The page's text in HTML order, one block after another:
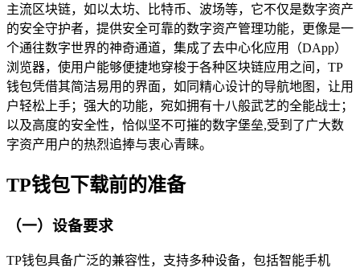
主流区块链，如以太坊、比特币、波场等，它不仅是数字资产
的安全守护者，提供安全可靠的数字资产管理功能，更像是一
个通往数字世界的神奇通道，集成了去中心化应用（DApp）
浏览器，使用户能够便捷地穿梭于各种区块链应用之间，TP
钱包凭借其简洁易用的界面，如同精心设计的导航地图，让用
户轻松上手；强大的功能，宛如拥有十八般武艺的全能战士；
以及高度的安全性，恰似坚不可摧的数字堡垒,受到了广大数
字资产用户的热烈追捧与衷心青睐。
TP钱包下载前的准备
（一）设备要求
TP钱包具备广泛的兼容性，支持多种设备，包括智能手机